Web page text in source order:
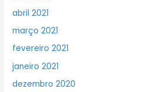
abril 2021
março 2021
fevereiro 2021
janeiro 2021
dezembro 2020